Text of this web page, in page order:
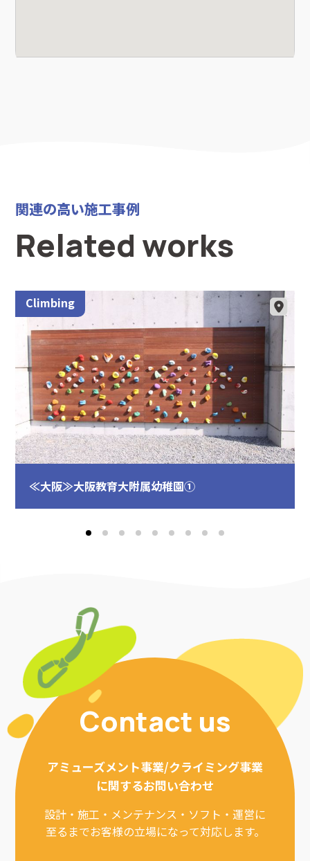
関連の高い施工事例
Related works
Climbing
≪大阪≫大阪教育大附属幼稚園①
Contact us
アミューズメント事業/クライミング事業
に関するお問い合わせ
設計・施工・メンテナンス・ソフト・運営に
至るまでお客様の立場になって対応します。